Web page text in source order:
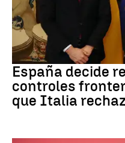
CRISIS MIGRATORIA
España decide
controles
que Italia